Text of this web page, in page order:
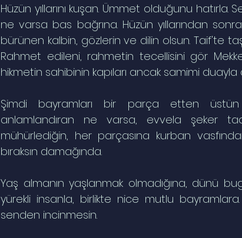
Hüzün yıllarını kuşan. Ümmet olduğunu hatırla.
ne varsa bas bağrına. Hüzün yıllarından
bürünen kalbin, gözlerin ve dilin olsun. Taif'te
Rahmet edileni, rahmetin tecellisini gör
hikmetin sahibinin kapıları ancak samimi
Şimdi bayramları bir parça etten üstün
anlamlandıran ne varsa, evvela şeker
mühürlediğin, her parçasına kurban
bıraksın damağında.
Yaş almanın yaşlanmak olmadığına, dünü
yürekli insanla, birlikte nice mutlu bayramlara.
senden incinmesin.